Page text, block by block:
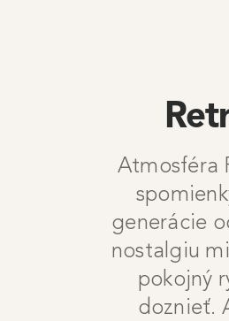
Atmosféra
generácie
nostalgiu
pokojný
doznieť.